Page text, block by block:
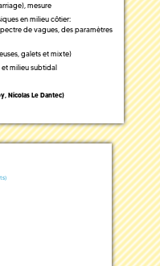
mesure
en milieu côtier:
de vagues, des paramètres
galets et mixte)
milieu subtidal
Nicolas Le Dantec)